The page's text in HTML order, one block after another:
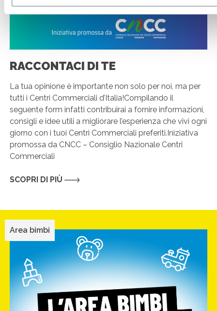
RACCONTACI DI TE
La tua opinione è importante non solo per noi, ma per
tutti i Centri Commerciali d’Italia!Compilando il
seguente form infatti contribuirai a fornire informazioni,
consigli e idee utili a migliorare l’esperienza che vivi ogni
giorno con i tuoi Centri Commerciali preferiti.Iniziativa
promossa da CNCC – Consiglio Nazionale Centri
Commerciali
SCOPRI DI PIÙ
Area bimbi